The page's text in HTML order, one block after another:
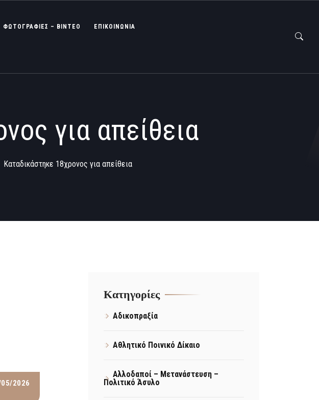
ΦΩΤΟΓΡΑΦΊΕΣ – ΒΊΝΤΕΟ ΕΠΙΚΟΙΝΩΝΙΑ
για απείθεια
Καταδικάστηκε 18χρονος για απείθεια
2026
Kατηγορίες
Αδικοπραξία
Αθλητικό Ποινικό Δίκαιο
Αλλοδαποί – Μετανάστευση –
Πολιτικό Άσυλο